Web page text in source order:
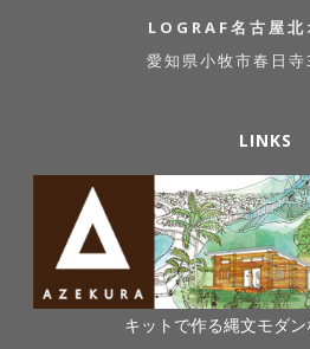
LOGRAF名古屋北
愛知県小牧市春日
LINKS
キットで作る縄文モダ